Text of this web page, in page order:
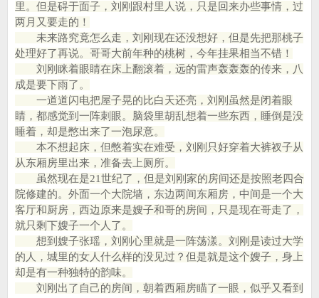
里。但是碍于面子，刘刚跟村里人说，只是回来办些事情，过
两月又要走的！
未来路究竟怎么走，刘刚现在还没想好，但是先把那桃子
处理好了再说。哥哥大前年种的桃树，今年挂果相当不错！
刘刚眯着眼睛在床上翻滚着，远的雷声轰轰轰的传来，八
成是要下雨了。
一道道闪电把屋子晃的比白天还亮，刘刚虽然是闭着眼
睛，都感觉到一阵刺眼。脑袋里胡乱想着一些东西，睡倒是没
睡着，却是憋出来了一泡尿意。
本不想起床，但憋着实在难受，刘刚只好穿着大裤衩子从
从东厢房里出来，准备去上厕所。
虽然现在是21世纪了，但是刘刚家的房间还是按照老四合
院修建的。外面一个大院墙，东边两间东厢房，中间是一个大
客厅和厨房，西边原来是嫂子和哥的房间，只是现在哥走了，
就只剩下嫂子一个人了。
想到嫂子张瑶，刘刚心里就是一阵荡漾。刘刚是读过大学
的人，城里的女人什么样的没见过？但是就是这个嫂子，身上
却是有一种独特的韵味。
刘刚出了自己的房间，朝着西厢房瞄了一眼，似乎又看到